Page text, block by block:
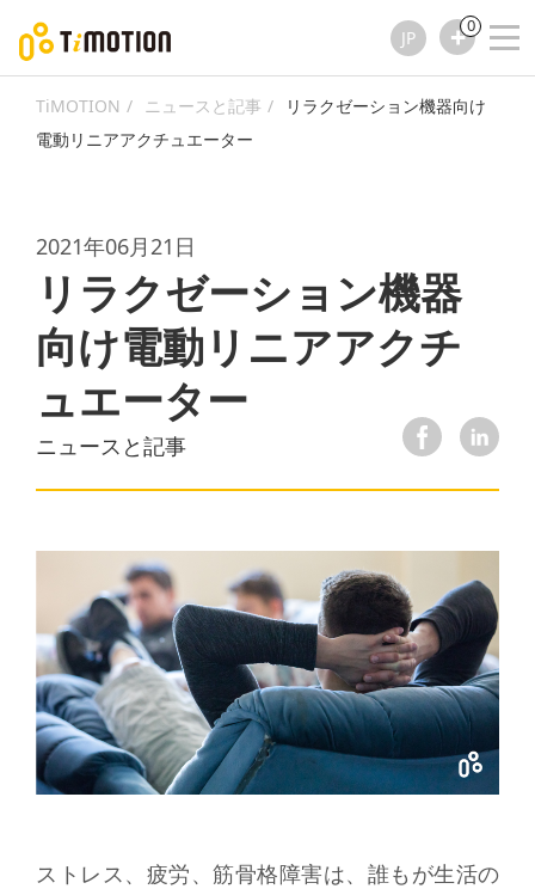
JP
0
TiMOTION ニュースと記事
リラクゼーション機器向け
電動リニアアクチュエーター
2021年06月21日
リラクゼーション機器
向け電動リニアアクチ
ュエーター
ニュースと記事
ストレス、疲労、筋骨格障害は、誰もが生活の